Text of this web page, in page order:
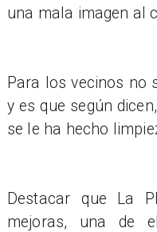
una mala imagen al
Para los vecinos no
y es que según
se le ha hecho
Destacar que La
mejoras, una de